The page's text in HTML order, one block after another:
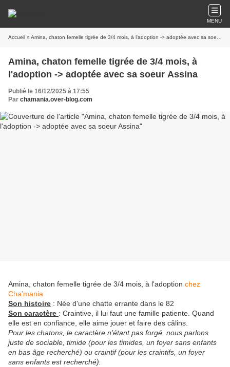
MENU
Accueil » Amina, chaton femelle tigrée de 3/4 mois, à l'adoption -> adoptée avec sa soeur Assina
Amina, chaton femelle tigrée de 3/4 mois, à
l'adoption -> adoptée avec sa soeur Assina
Publié le 16/12/2025 à 17:55
Par chamania.over-blog.com
Amina, chaton femelle tigrée de 3/4 mois, à l'adoption chez
Cha'mania
Son histoire : Née d'une chatte errante dans le 82
Son caractère : Craintive, il lui faut une famille patiente. Quand
elle est en confiance, elle aime jouer et faire des câlins.
Pour les chatons, le caractère n'étant pas forgé, nous parlons
juste de sociable, timide (pour les timides, un foyer sans enfants
en bas âge recherché) ou craintif (pour les craintifs, un foyer
sans enfants est recherché).